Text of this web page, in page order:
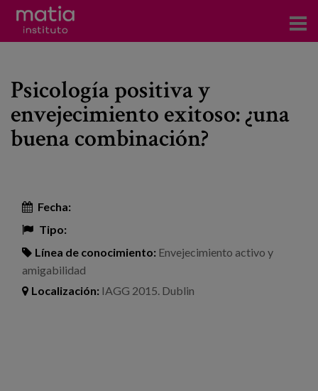
Investigación
Publicaciones
Formación
Eventos
Noticias
Psicología positiva y
envejecimiento exitoso: ¿una
buena combinación?
Fecha:
Tipo:
Línea de conocimiento: Envejecimiento activo y
amigabilidad
Localización: IAGG 2015. Dublin